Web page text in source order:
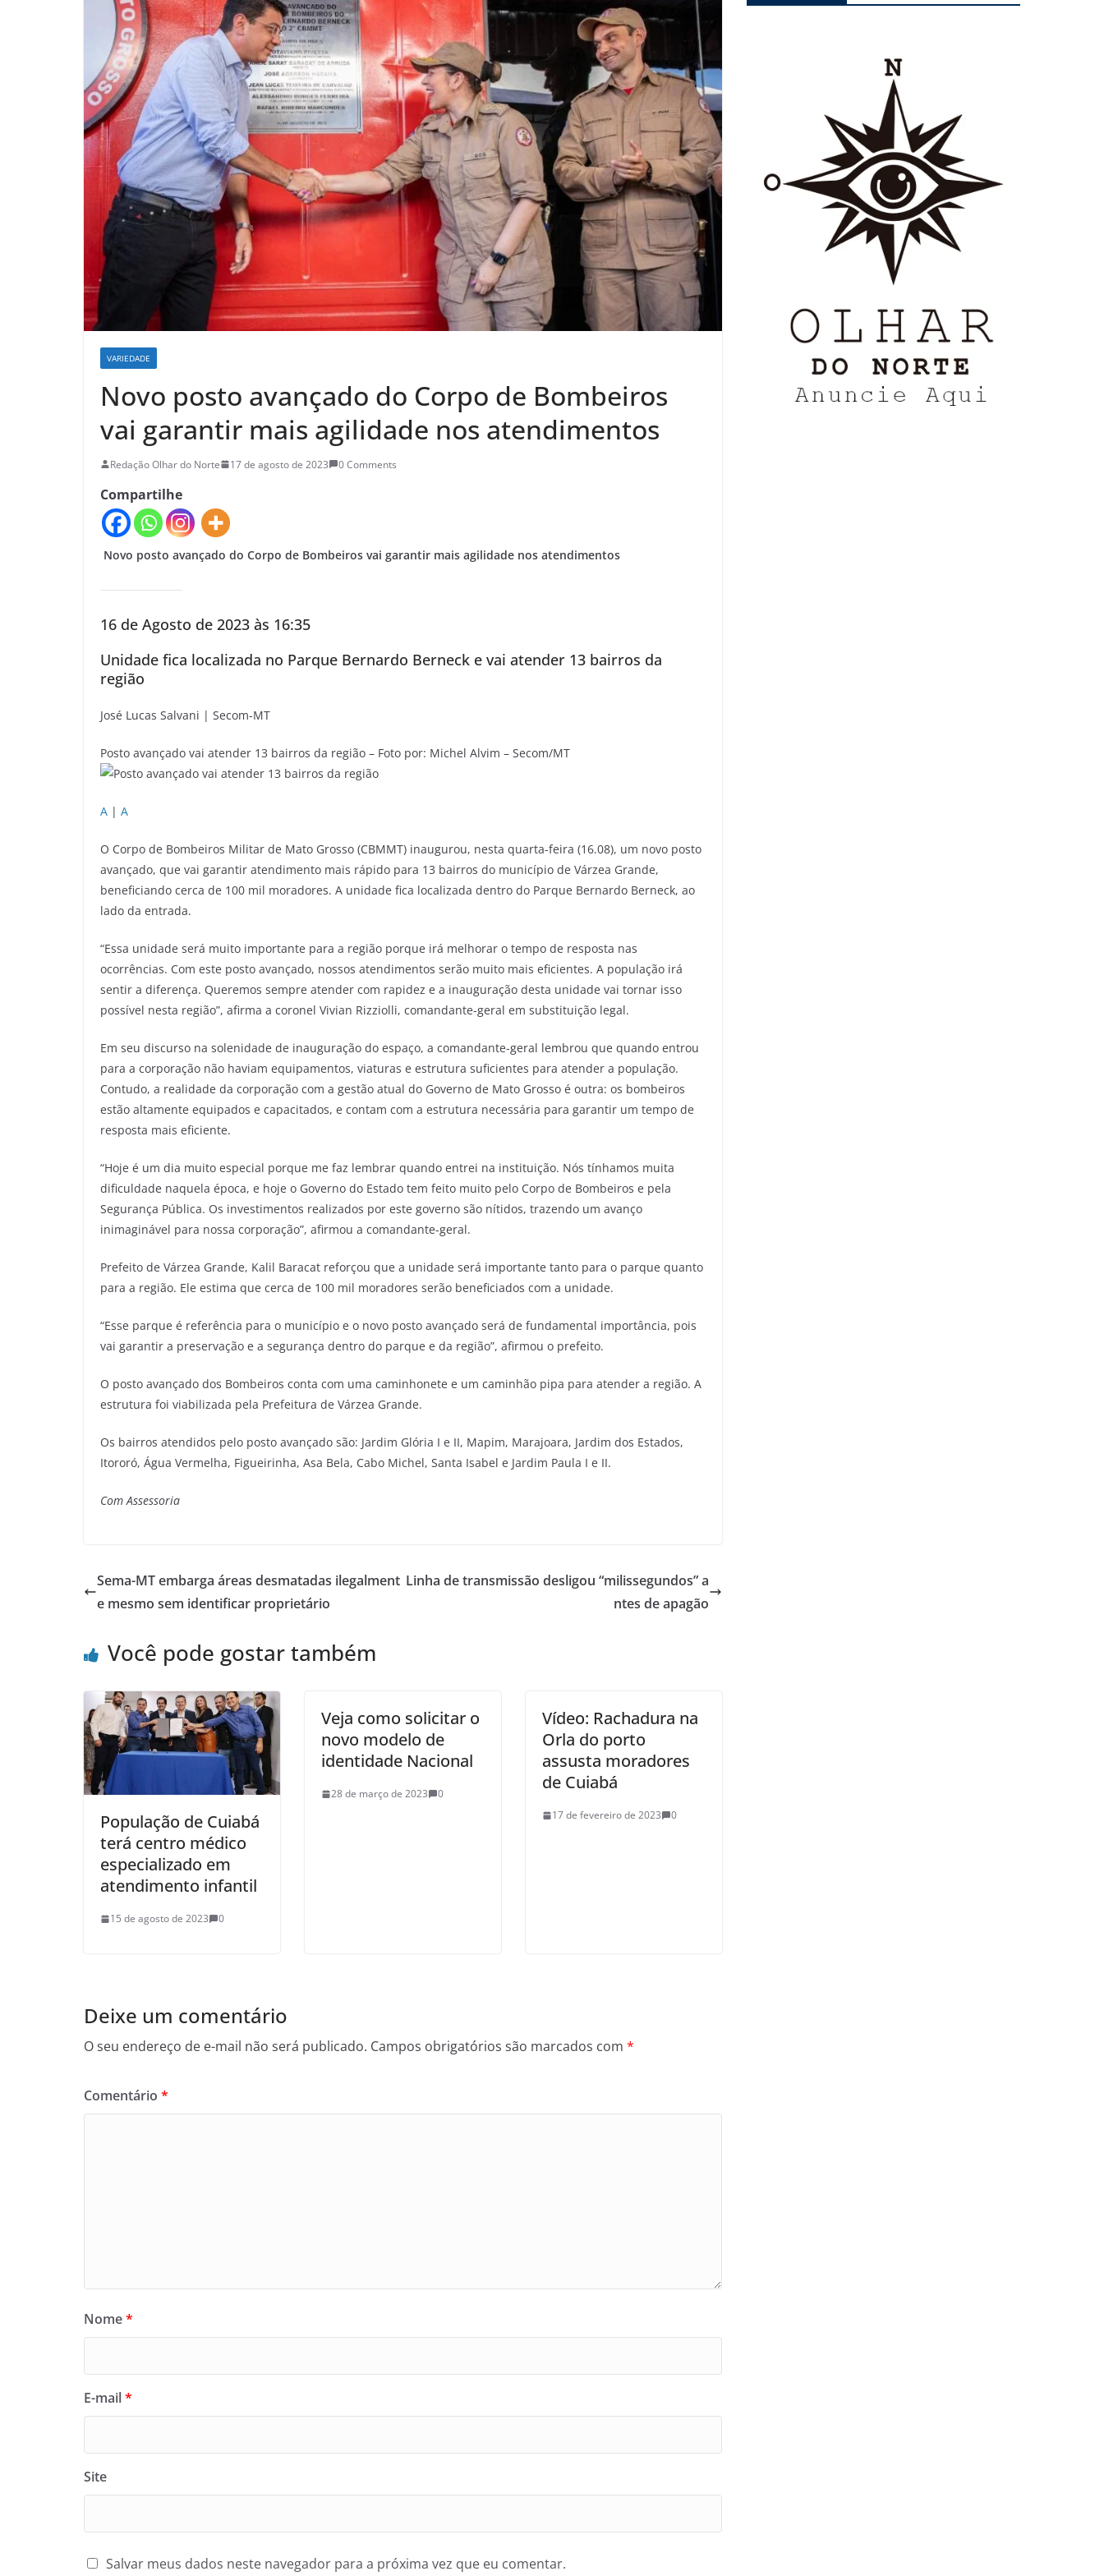
VARIEDADE
Novo posto avançado do Corpo de Bombeiros
vai garantir mais agilidade nos atendimentos
Redação Olhar do Norte 17 de agosto de 2023 0 Comments
Compartilhe
Novo posto avançado do Corpo de Bombeiros vai garantir mais agilidade nos atendimentos
16 de Agosto de 2023 às 16:35
Unidade fica localizada no Parque Bernardo Berneck e vai atender 13 bairros da
região
José Lucas Salvani | Secom-MT
Posto avançado vai atender 13 bairros da região – Foto por: Michel Alvim – Secom/MT
A | A
O Corpo de Bombeiros Militar de Mato Grosso (CBMMT) inaugurou, nesta quarta-feira (16.08), um novo posto
avançado, que vai garantir atendimento mais rápido para 13 bairros do município de Várzea Grande,
beneficiando cerca de 100 mil moradores. A unidade fica localizada dentro do Parque Bernardo Berneck, ao
lado da entrada.
“Essa unidade será muito importante para a região porque irá melhorar o tempo de resposta nas
ocorrências. Com este posto avançado, nossos atendimentos serão muito mais eficientes. A população irá
sentir a diferença. Queremos sempre atender com rapidez e a inauguração desta unidade vai tornar isso
possível nesta região”, afirma a coronel Vivian Rizziolli, comandante-geral em substituição legal.
Em seu discurso na solenidade de inauguração do espaço, a comandante-geral lembrou que quando entrou
para a corporação não haviam equipamentos, viaturas e estrutura suficientes para atender a população.
Contudo, a realidade da corporação com a gestão atual do Governo de Mato Grosso é outra: os bombeiros
estão altamente equipados e capacitados, e contam com a estrutura necessária para garantir um tempo de
resposta mais eficiente.
“Hoje é um dia muito especial porque me faz lembrar quando entrei na instituição. Nós tínhamos muita
dificuldade naquela época, e hoje o Governo do Estado tem feito muito pelo Corpo de Bombeiros e pela
Segurança Pública. Os investimentos realizados por este governo são nítidos, trazendo um avanço
inimaginável para nossa corporação”, afirmou a comandante-geral.
Prefeito de Várzea Grande, Kalil Baracat reforçou que a unidade será importante tanto para o parque quanto
para a região. Ele estima que cerca de 100 mil moradores serão beneficiados com a unidade.
“Esse parque é referência para o município e o novo posto avançado será de fundamental importância, pois
vai garantir a preservação e a segurança dentro do parque e da região”, afirmou o prefeito.
O posto avançado dos Bombeiros conta com uma caminhonete e um caminhão pipa para atender a região. A
estrutura foi viabilizada pela Prefeitura de Várzea Grande.
Os bairros atendidos pelo posto avançado são: Jardim Glória I e II, Mapim, Marajoara, Jardim dos Estados,
Itororó, Água Vermelha, Figueirinha, Asa Bela, Cabo Michel, Santa Isabel e Jardim Paula I e II.
Com Assessoria
Sema-MT embarga áreas desmatadas ilegalment
e mesmo sem identificar proprietário
Linha de transmissão desligou “milissegundos” a
ntes de apagão
Você pode gostar também
População de Cuiabá
terá centro médico
especializado em
atendimento infantil
15 de agosto de 2023 0
Veja como solicitar o
novo modelo de
identidade Nacional
28 de março de 2023 0
Vídeo: Rachadura na
Orla do porto
assusta moradores
de Cuiabá
17 de fevereiro de 2023 0
Deixe um comentário
O seu endereço de e-mail não será publicado. Campos obrigatórios são marcados com *
Comentário *
Nome*
E-mail*
Site
Salvar meus dados neste navegador para a próxima vez que eu comentar.